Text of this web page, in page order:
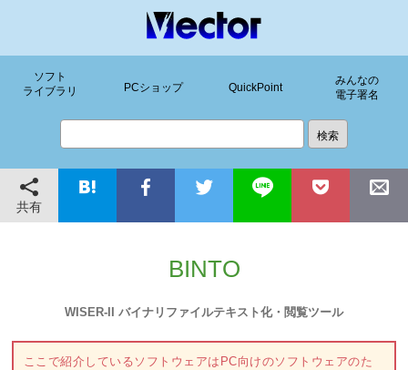
ソフト
ライブラリ
PCショップ QuickPoint
みんなの
電子署名
共有
BINTO
WISER-II バイナリファイルテキスト化・閲覧ツール
ここで紹介しているソフトウェアはPC向けのソフトウェアのた